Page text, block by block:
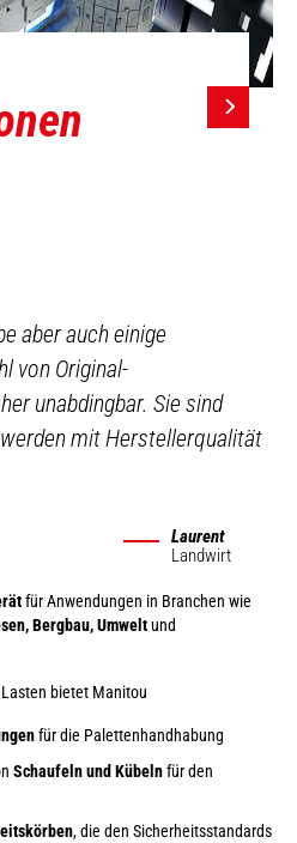
aber auch einige
von Original-
unabdingbar. Sie sind
mit Herstellerqualität
Laurent
Landwirt
für Anwendungen in Branchen wie
Bergbau, Umweltund
bietet Manitou
für die Palettenhandhabung
Schaufeln und Kübelnfür den
, die den Sicherheitsstandards